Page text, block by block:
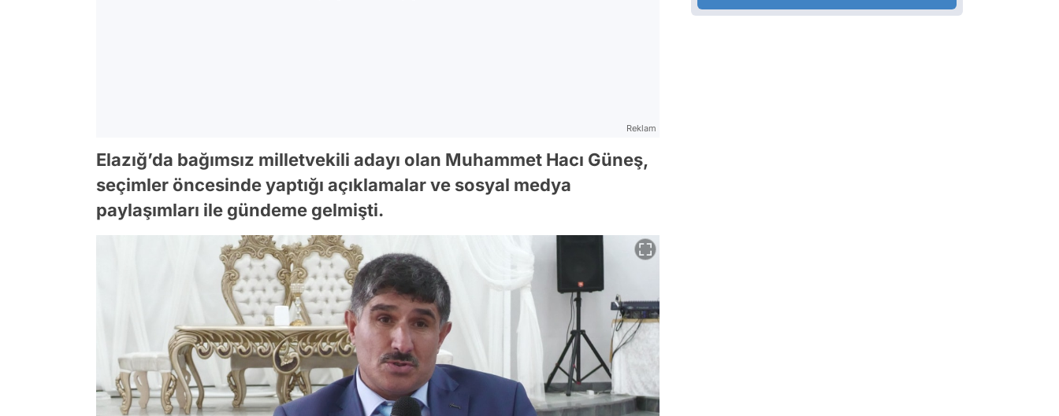
Reklam
Elazığ’da bağımsız milletvekili adayı olan Muhammet Hacı Güneş,
seçimler öncesinde yaptığı açıklamalar ve sosyal medya
paylaşımları ile gündeme gelmişti.